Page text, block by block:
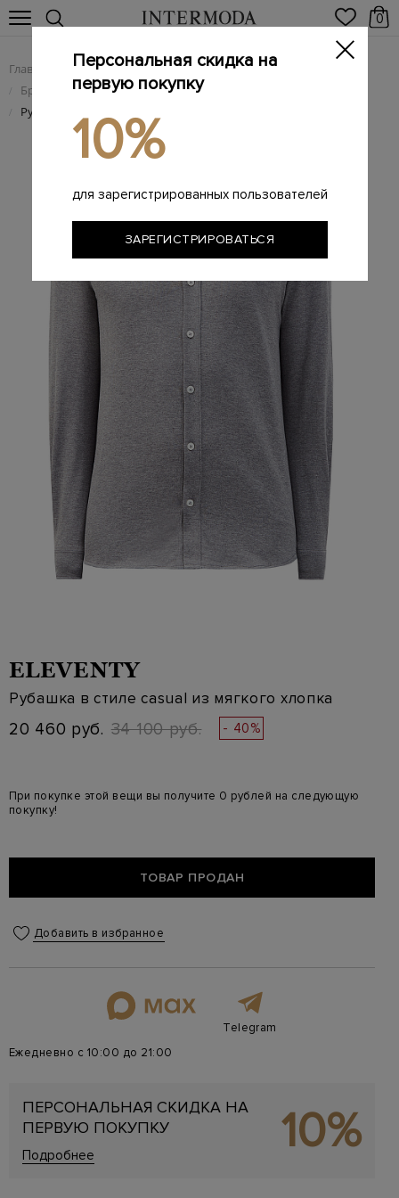
0
Главная Мужчинам / Одежда
/ Брендовые мужские рубашки
/ Рубашка в стиле casual из мягкого хлопка
ELEVENTY
Рубашка в стиле casual из мягкого хлопка
20 460 руб. 34 100 руб. - 40%
При покупке этой вещи вы получите 0 рублей на следующую
покупку!
ТОВАР ПРОДАН
Добавить в избранное
Telegram
Ежедневно с 10:00 до 21:00
ПЕРСОНАЛЬНАЯ СКИДКА НА
ПЕРВУЮ ПОКУПКУ
Подробнее 10%
Персональная скидка на
первую покупку
10%
для зарегистрированных пользователей
ЗАРЕГИСТРИРОВАТЬСЯ